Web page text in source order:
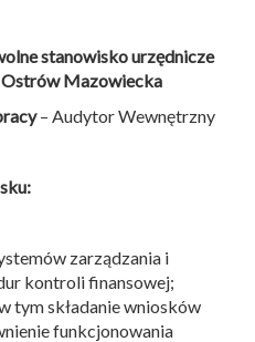
stanowisko urzędnicze
Mazowiecka
– Audytor Wewnętrzny
zarządzania i
kontroli finansowej;
tym składanie wniosków
funkcjonowania